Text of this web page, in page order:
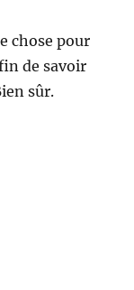
chose pour
de savoir
sûr.